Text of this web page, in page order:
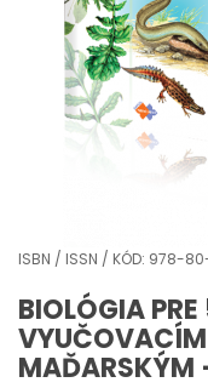
ISBN / ISSN / KÓD: 978-
BIOLÓGIA
MAĎARSKÝM